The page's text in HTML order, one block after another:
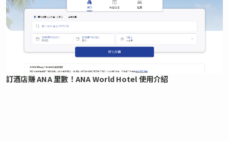
訂酒店賺 ANA 里數！ANA World Hotel 使用介紹